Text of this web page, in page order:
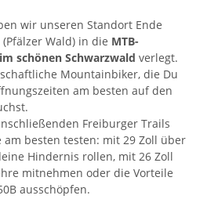
wir unseren Standort Ende
Wald) in die MTB-
schönen Schwarzwald verlegt.
Mountainbiker, die Du
am besten auf den
Freiburger Trails
am besten testen: mit 29 Zoll über
Hindernis rollen, mit 26 Zoll
mitnehmen oder die Vorteile
ausschöpfen.